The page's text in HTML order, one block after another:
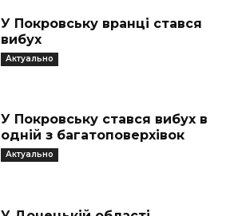
У Покровську вранці стався
вибух
Актуально
У Покровську стався вибух в
одній з багатоповерхівок
Актуально